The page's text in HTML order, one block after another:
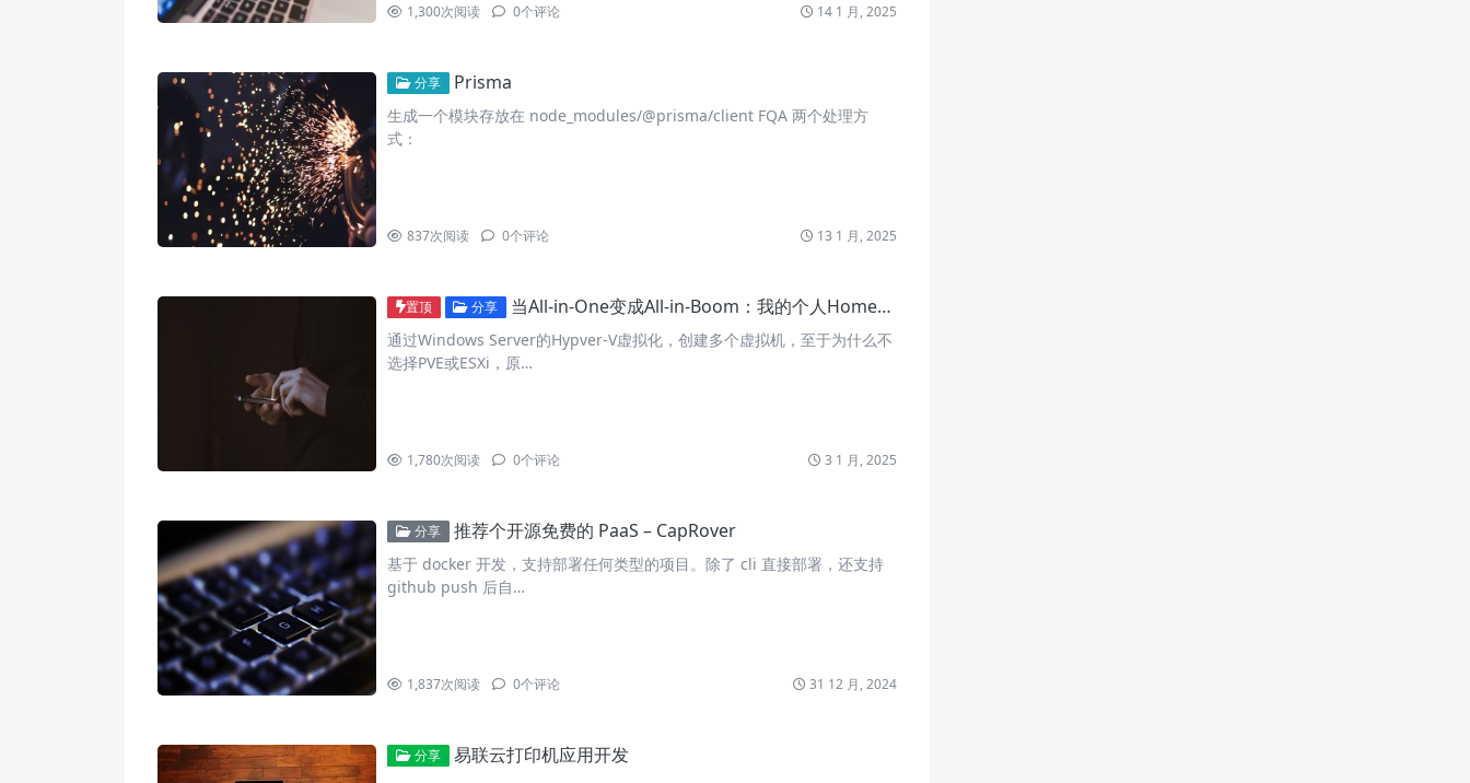
1,300次阅读 0个评论 14 1 月, 2025
分享 Prisma
生成一个模块存放在 node_modules/@prisma/client FQA 两个处理方
式：
837次阅读 0个评论 13 1 月, 2025
置顶 分享 当All-in-One变成All-in-Boom：我的个人HomeLab高可用架构改造之路
通过Windows Server的Hypver-V虚拟化，创建多个虚拟机，至于为什么不
选择PVE或ESXi，原…
1,780次阅读 0个评论 3 1 月, 2025
分享 推荐个开源免费的 PaaS – CapRover
基于 docker 开发，支持部署任何类型的项目。除了 cli 直接部署，还支持
github push 后自…
1,837次阅读 0个评论 31 12 月, 2024
分享 易联云打印机应用开发